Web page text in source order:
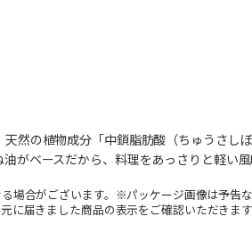
然の植物成分「中鎖脂肪酸（ちゅうさし
がベースだから、料理をあっさりと軽い風
場合がございます。※パッケージ画像は予告
に届きました商品の表示をご確認いただきます